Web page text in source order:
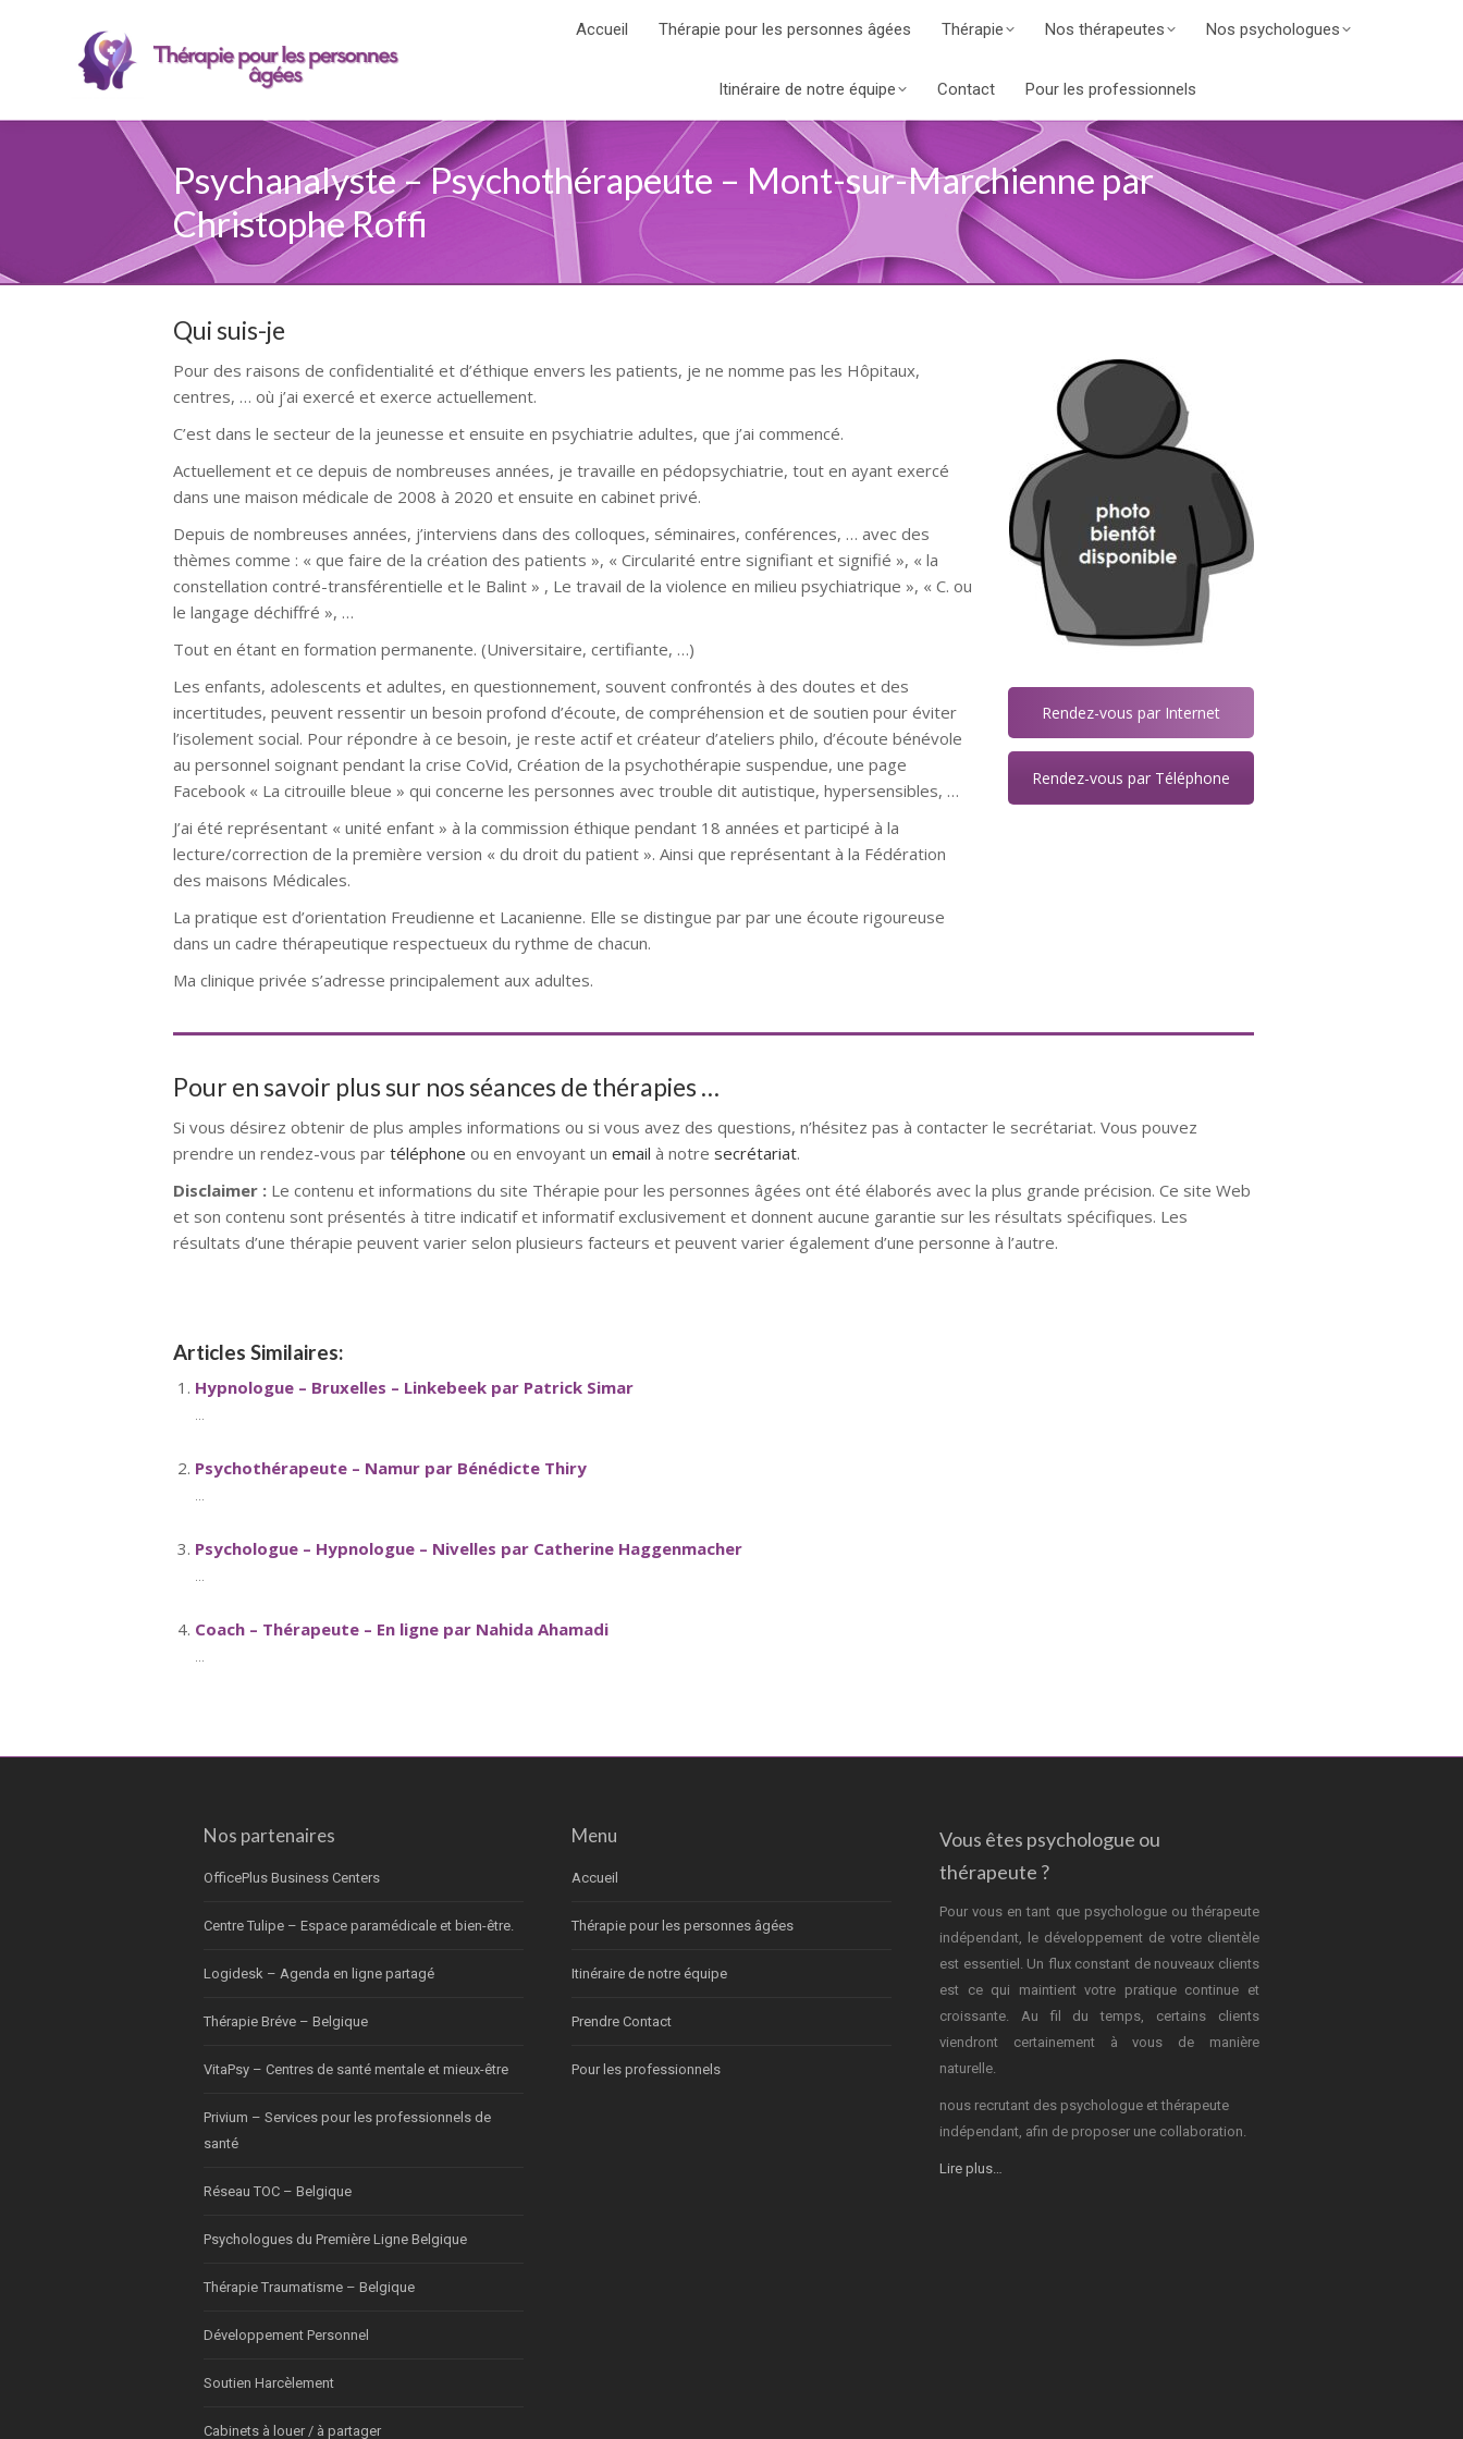
Accueil Thérapie pour les personnes âgées Thérapie Nos thérapeutes Nos psychologues
Itinéraire de notre équipe Contact Pour les professionnels
Psychanalyste – Psychothérapeute – Mont-sur-Marchienne par
Christophe Roffi
Qui suis-je
Pour des raisons de confidentialité et d’éthique envers les patients, je ne nomme pas les Hôpitaux,
centres, … où j’ai exercé et exerce actuellement.
C’est dans le secteur de la jeunesse et ensuite en psychiatrie adultes, que j’ai commencé.
Actuellement et ce depuis de nombreuses années, je travaille en pédopsychiatrie, tout en ayant exercé
dans une maison médicale de 2008 à 2020 et ensuite en cabinet privé.
Depuis de nombreuses années, j’interviens dans des colloques, séminaires, conférences, … avec des
thèmes comme : « que faire de la création des patients », « Circularité entre signifiant et signifié », « la
constellation contré-transférentielle et le Balint » , Le travail de la violence en milieu psychiatrique », « C. ou
le langage déchiffré », …
Tout en étant en formation permanente. (Universitaire, certifiante, …)
Les enfants, adolescents et adultes, en questionnement, souvent confrontés à des doutes et des
incertitudes, peuvent ressentir un besoin profond d’écoute, de compréhension et de soutien pour éviter
l’isolement social. Pour répondre à ce besoin, je reste actif et créateur d’ateliers philo, d’écoute bénévole
au personnel soignant pendant la crise CoVid, Création de la psychothérapie suspendue, une page
Facebook « La citrouille bleue » qui concerne les personnes avec trouble dit autistique, hypersensibles, …
J’ai été représentant « unité enfant » à la commission éthique pendant 18 années et participé à la
lecture/correction de la première version « du droit du patient ». Ainsi que représentant à la Fédération
des maisons Médicales.
La pratique est d’orientation Freudienne et Lacanienne. Elle se distingue par par une écoute rigoureuse
dans un cadre thérapeutique respectueux du rythme de chacun.
Ma clinique privée s’adresse principalement aux adultes.
Rendez-vous par Internet
Rendez-vous par Téléphone
Pour en savoir plus sur nos séances de thérapies …
Si vous désirez obtenir de plus amples informations ou si vous avez des questions, n’hésitez pas à contacter le secrétariat. Vous pouvez
prendre un rendez-vous par téléphone ou en envoyant un email à notre secrétariat.
Disclaimer : Le contenu et informations du site Thérapie pour les personnes âgées ont été élaborés avec la plus grande précision. Ce site Web
et son contenu sont présentés à titre indicatif et informatif exclusivement et donnent aucune garantie sur les résultats spécifiques. Les
résultats d’une thérapie peuvent varier selon plusieurs facteurs et peuvent varier également d’une personne à l’autre.
Articles Similaires:
Hypnologue – Bruxelles – Linkebeek par Patrick Simar
...
Psychothérapeute – Namur par Bénédicte Thiry
...
Psychologue – Hypnologue – Nivelles par Catherine Haggenmacher
...
Coach – Thérapeute – En ligne par Nahida Ahamadi
...
Nos partenaires
OfficePlus Business Centers
Centre Tulipe – Espace paramédicale et bien-être.
Logidesk – Agenda en ligne partagé
Thérapie Bréve – Belgique
VitaPsy – Centres de santé mentale et mieux-être
Privium – Services pour les professionnels de
santé
Réseau TOC – Belgique
Psychologues du Première Ligne Belgique
Thérapie Traumatisme – Belgique
Développement Personnel
Soutien Harcèlement
Cabinets à louer / à partager
Menu
Accueil
Thérapie pour les personnes âgées
Itinéraire de notre équipe
Prendre Contact
Pour les professionnels
Vous êtes psychologue ou
thérapeute ?
Pour vous en tant que psychologue ou thérapeute
indépendant, le développement de votre clientèle
est essentiel. Un flux constant de nouveaux clients
est ce qui maintient votre pratique continue et
croissante. Au fil du temps, certains clients
viendront certainement à vous de manière
naturelle.
nous recrutant des psychologue et thérapeute
indépendant, afin de proposer une collaboration.
Lire plus…